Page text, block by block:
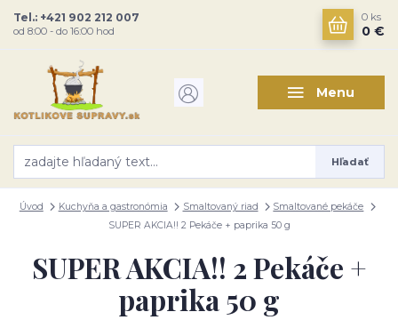
Menu
Hľadať
Tel.: +421 902 212 007
od 8:00 - do 16:00 hod
0 ks
0 €
Úvod Kuchyňa a gastronómia Smaltovaný riad
Smaltované pekáče
SUPER AKCIA!! 2 Pekáče + paprika 50 g
SUPER AKCIA!! 2 Pekáče +
paprika 50 g